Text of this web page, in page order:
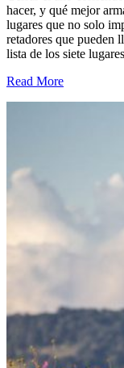
hacer, y qué mejor
lugares que no solo
retadores que pueden
lista de los siete
Read More